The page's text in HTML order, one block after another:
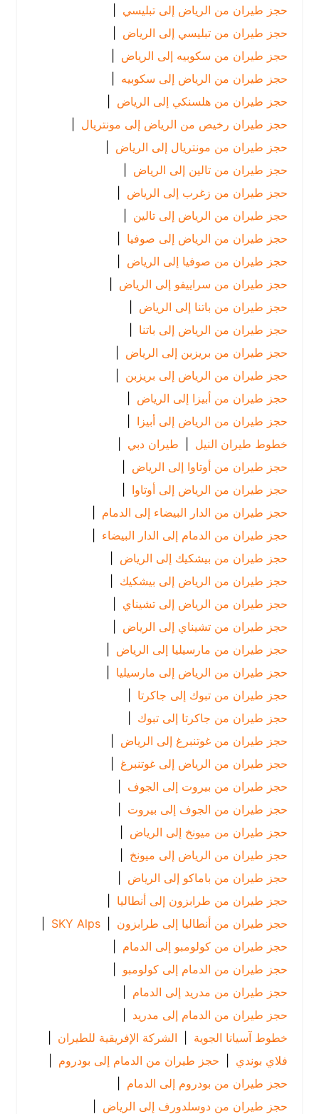
حجز طيران من الرياض إلى تبليسي |
حجز طيران من تبليسي إلى الرياض
|
حجز طيران من سكوبيه إلى الرياض
|
حجز طيران من الرياض إلى سكوبيه |
حجز طيران من هلسنكي إلى الرياض
|
حجز طيران رخيص من الرياض إلى مونتريال |
حجز طيران من مونتريال إلى الرياض
|
حجز طيران من تالين إلى الرياض
|
حجز طيران من زغرب إلى الرياض
|
حجز طيران من الرياض إلى تالين
|
حجز طيران من الرياض إلى صوفيا
|
حجز طيران من صوفيا إلى الرياض
|
حجز طيران من سراييفو إلى الرياض
|
حجز طيران من باتنا إلى الرياض
|
حجز طيران من الرياض إلى باتنا |
حجز طيران من بريزبن إلى الرياض
|
حجز طيران من الرياض إلى بريزبن |
حجز طيران من أبيزا إلى الرياض
|
حجز طيران من الرياض إلى أبيزا
خطوط طيران النيل | طيران دبي |
حجز طيران من أوتاوا إلى الرياض
|
حجز طيران من الرياض إلى أوتاوا |
حجز طيران من الدار البيضاء إلى الدمام
|
حجز طيران من الدمام إلى الدار البيضاء |
حجز طيران من بيشكيك إلى الرياض
|
حجز طيران من الرياض إلى بيشكيك |
حجز طيران من الرياض إلى تشيناي |
حجز طيران من تشيناي إلى الرياض
|
حجز طيران من مارسيليا إلى الرياض
|
حجز طيران من الرياض إلى مارسيليا |
حجز طيران من تبوك إلى جاكرتا
|
حجز طيران من جاكرتا إلى تبوك
|
حجز طيران من غوتنبرغ إلى الرياض
|
حجز طيران من الرياض إلى غوتنبرغ |
حجز طيران من بيروت إلى الجوف |
حجز طيران من الجوف إلى بيروت
|
حجز طيران من ميونخ إلى الرياض
|
حجز طيران من الرياض إلى ميونخ |
حجز طيران من باماكو إلى الرياض
|
حجز طيران من طرابزون إلى أنطاليا
|
حجز طيران من أنطاليا إلى طرابزون |
SKY Alps
|
حجز طيران من كولومبو إلى الدمام
|
حجز طيران من الدمام إلى كولومبو |
حجز طيران من مدريد إلى الدمام
|
حجز طيران من الدمام إلى مدريد |
خطوط آسيانا الجوية
| الشركة الإفريقية للطيران |
فلاي بوندي | حجز طيران من الدمام إلى بودروم |
حجز طيران من بودروم إلى الدمام
|
حجز طيران من دوسلدورف إلى الرياض
|